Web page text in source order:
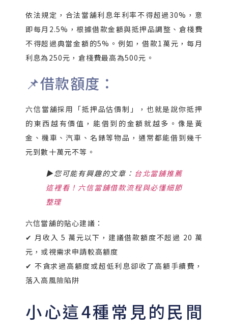
依法規定，合法當舖利息年利率不得超過30%，意
即每月2.5%，根據借款金額與抵押品調整、倉棧費
不得超過典當金額的5%。例如，借款1萬元，每月
利息為250元，倉棧費最高為500元。
📌借款額度：
六信當舖採用「抵押品估價制」，也就是說你抵押
的東西越有價值，能借到的金額就越多。像是黃
金、機車、汽車、名錶等物品，通常都能借到幾千
元到數十萬元不等。
▶您可能有興趣的文章： 台北當舖推薦
這裡看！六信當舖借款流程與必懂細節
整理
六信當舖的貼心建議：
✔ 月收入 5 萬元以下，建議借款額度不超過 20 萬
元，或視需求申請較高額度
✔ 不貪求過高額度或超低利息卻收了高額手續費，
落入高風險陷阱
小心這4種常見的民間